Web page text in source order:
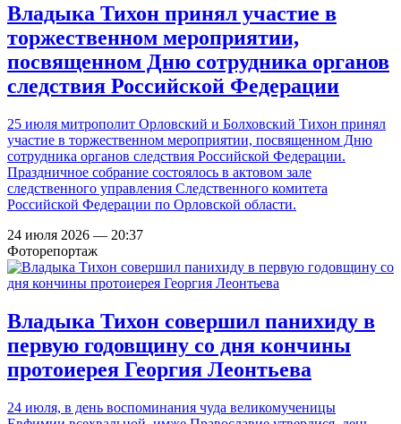
Владыка Тихон принял участие в
торжественном мероприятии,
посвященном Дню сотрудника органов
следствия Российской Федерации
25 июля митрополит Орловский и Болховский Тихон принял
участие в торжественном мероприятии, посвященном Дню
сотрудника органов следствия Российской Федерации.
Праздничное собрание состоялось в актовом зале
следственного управления Следственного комитета
Российской Федерации по Орловской области.
24 июля 2026 — 20:37
Фоторепортаж
Владыка Тихон совершил панихиду в
первую годовщину со дня кончины
протоиерея Георгия Леонтьева
24 июля, в день воспоминания чуда великомученицы